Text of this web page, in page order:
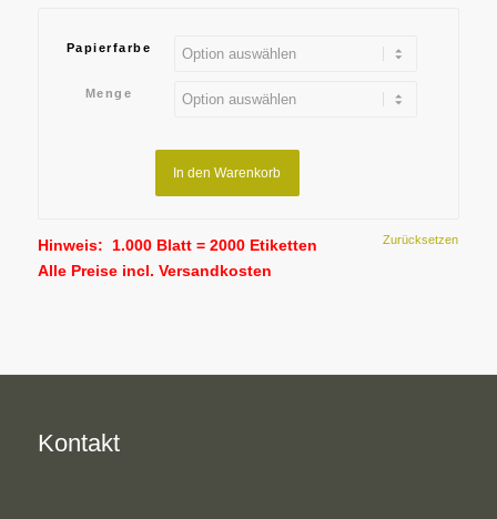
Papierfarbe
Menge
Zurücksetzen
In den Warenkorb
Hinweis: 1.000 Blatt = 2000 Etiketten
Alle Preise incl. Versandkosten
Kontakt